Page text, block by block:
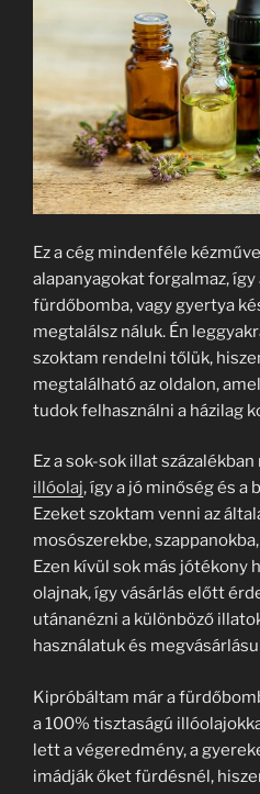
Ez a cég mindenféle
alapanyagokat forgalmaz, így
fürdőbomba, vagy gyertya
megtalálsz náluk. Én
szoktam rendelni tőlük,
megtalálható az oldalon,
tudok felhasználni a házilag
Ez a sok-sok illat
illóolaj, így a jó minőség és a
Ezeket szoktam venni az
mosószerekbe,
Ezen kívül sok más jótékony
olajnak, így vásárlás előtt
utánanézni a különböző
használatuk és
Kipróbáltam már a
a 100% tisztaságú
lett a végeredmény, a
imádják őket fürdésnél,